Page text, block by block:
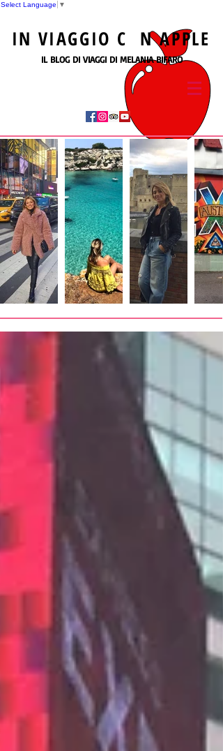
Select Language ▼
IN VIAGGIO C NAPPLE
IL BLOG DI VIAGGI DI MELANIA BIFARO